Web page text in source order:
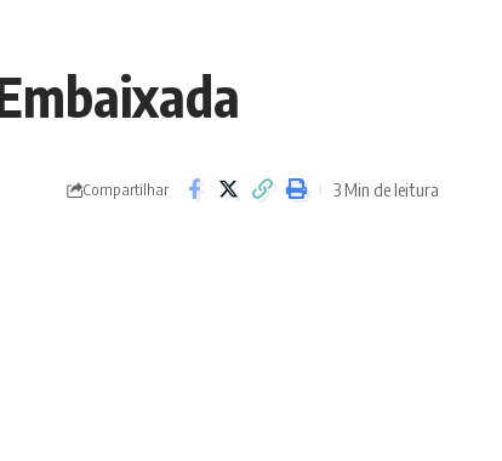
Compartilhar 3 Min de leitura